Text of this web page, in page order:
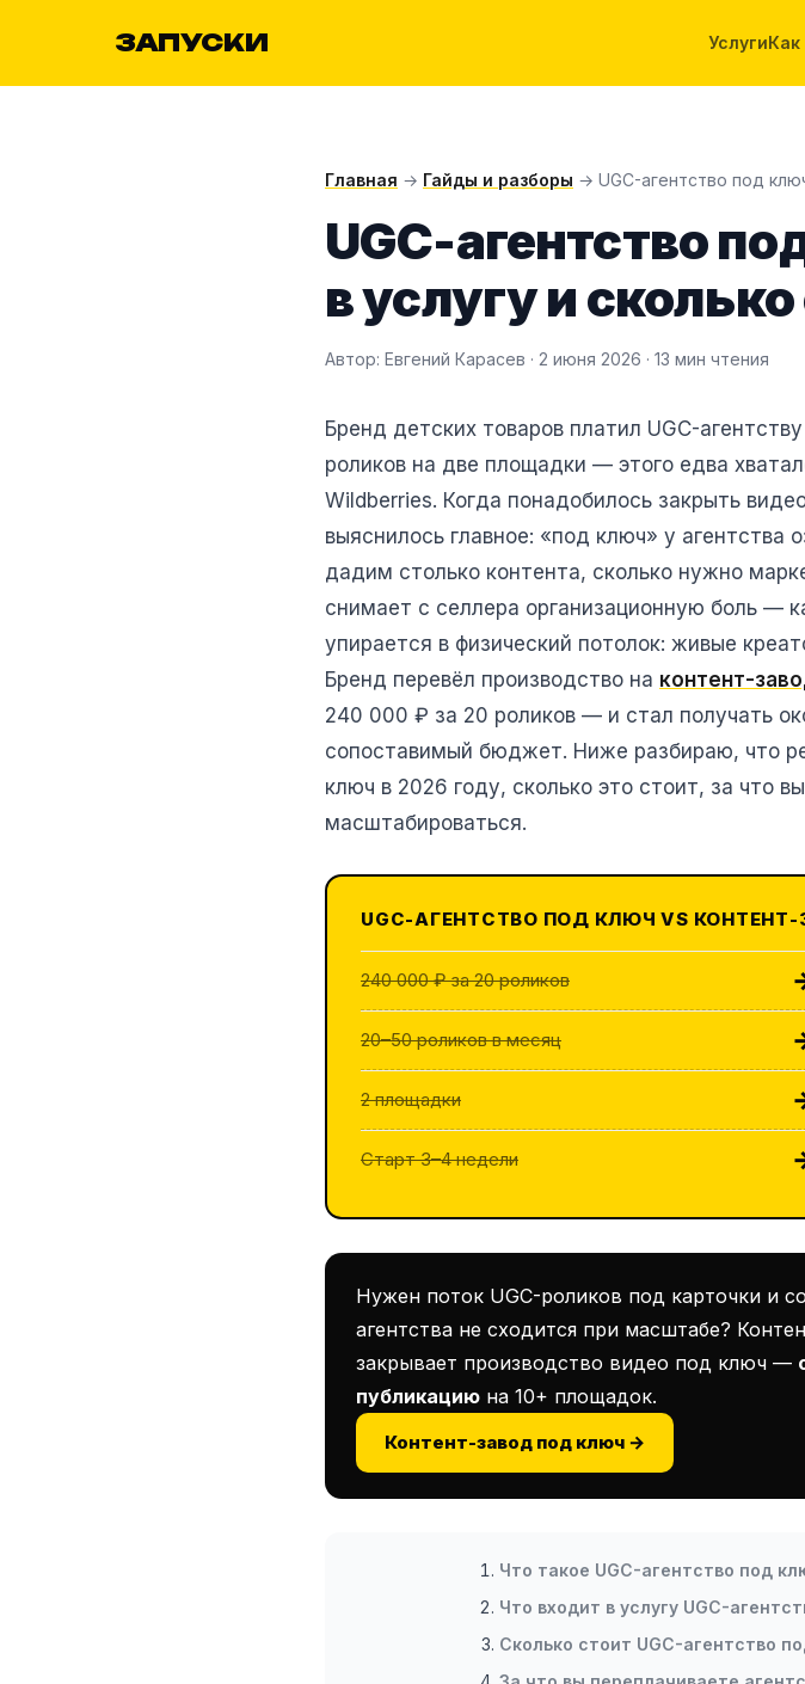
ЗАПУСКИ УслугиКак
Главная → Гайды и разборы → UGC-агентство под
UGC-агентство
в услугу и
Автор: Евгений Карасев · 2 июня 2026 · 13 мин чтения
Бренд детских товаров платил UGC-
роликов на две площадки — этого едва
Wildberries. Когда понадобилось закрыть
выяснилось главное: «под ключ» у
дадим столько контента, сколько нужно
снимает с селлера организационную боль —
упирается в физический потолок: живые
Бренд перевёл производство на контент-
240 000 ₽ за 20 роликов — и стал получать
сопоставимый бюджет. Ниже разбираю, что
ключ в 2026 году, сколько это стоит, за что
масштабироваться.
UGC-АГЕНТСТВО ПОД КЛЮЧ VS
240 000 ₽ за 20 роликов
20–50 роликов в месяц
2 площадки
Старт 3–4 недели
Нужен поток UGC-роликов под карточки и
агентства не сходится при масштабе?
закрывает производство видео под ключ —
публикацию на 10+ площадок.
Контент-завод под ключ →
Что такое UGC-агентство под
Что входит в услугу UGC-
Сколько стоит UGC-агентство